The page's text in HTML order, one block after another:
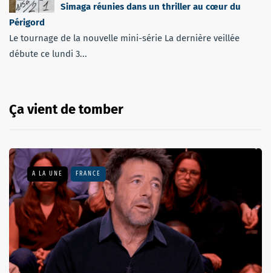
Simaga réunies dans un thriller au cœur du
Périgord
Le tournage de la nouvelle mini-série La dernière veillée
débute ce lundi 3...
Ça vient de tomber
A LA UNE FRANCE